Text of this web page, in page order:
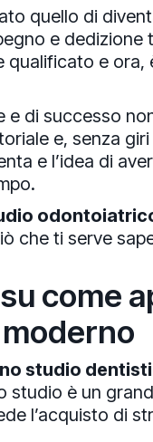
quello di
e dedizione
qualificato e
e di successo
e, senza
e l’idea di
che ti serve
come
studio
studio è un
l’acquisto di